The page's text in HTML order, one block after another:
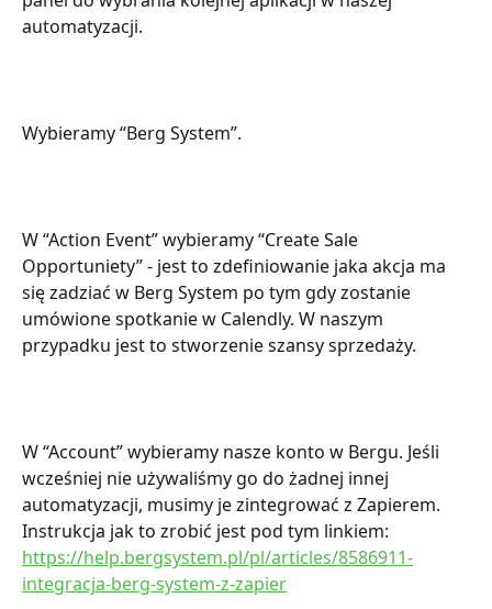
automatyzacji.
Wybieramy “Berg System”.
W “Action Event” wybieramy “Create Sale
Opportuniety” - jest to zdefiniowanie jaka akcja ma
się zadziać w Berg System po tym gdy zostanie
umówione spotkanie w Calendly. W naszym
przypadku jest to stworzenie szansy sprzedaży.
W “Account” wybieramy nasze konto w Bergu. Jeśli
wcześniej nie używaliśmy go do żadnej innej
automatyzacji, musimy je zintegrować z Zapierem.
Instrukcja jak to zrobić jest pod tym linkiem:
https://help.bergsystem.pl/pl/articles/8586911-
integracja-berg-system-z-zapier